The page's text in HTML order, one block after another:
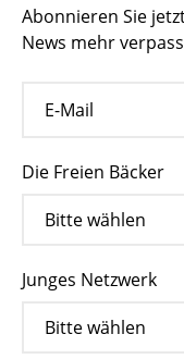
Abonnieren Sie
News mehr
Die Freien Bäcker
Junges Netzwerk